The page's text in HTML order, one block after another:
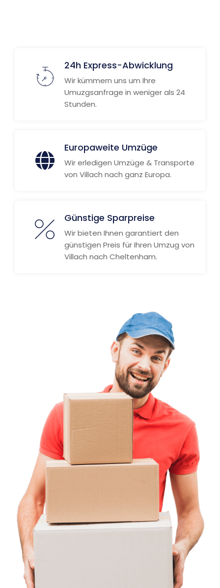
24h Express-Abwicklung
Wir kümmern uns um Ihre
Umuzgsanfrage in weniger als 24
Stunden.
Europaweite Umzüge
Wir erledigen Umzüge & Transporte
von Villach nach ganz Europa.
Günstige Sparpreise
Wir bieten Ihnen garantiert den
günstigen Preis für Ihren Umzug von
Villach nach Cheltenham.